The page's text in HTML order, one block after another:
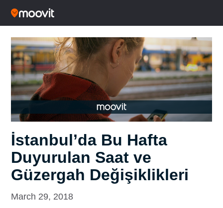
İstanbul’da Bu Hafta
Duyurulan Saat ve
Güzergah Değişiklikleri
March 29, 2018